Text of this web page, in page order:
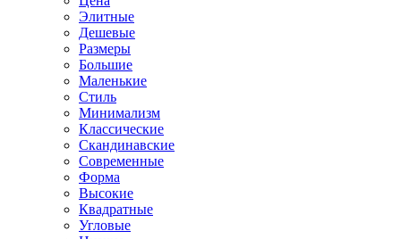
Элитные
Дешевые
Размеры
Большие
Маленькие
Стиль
Минимализм
Классические
Скандинавские
Современные
Форма
Высокие
Квадратные
Угловые